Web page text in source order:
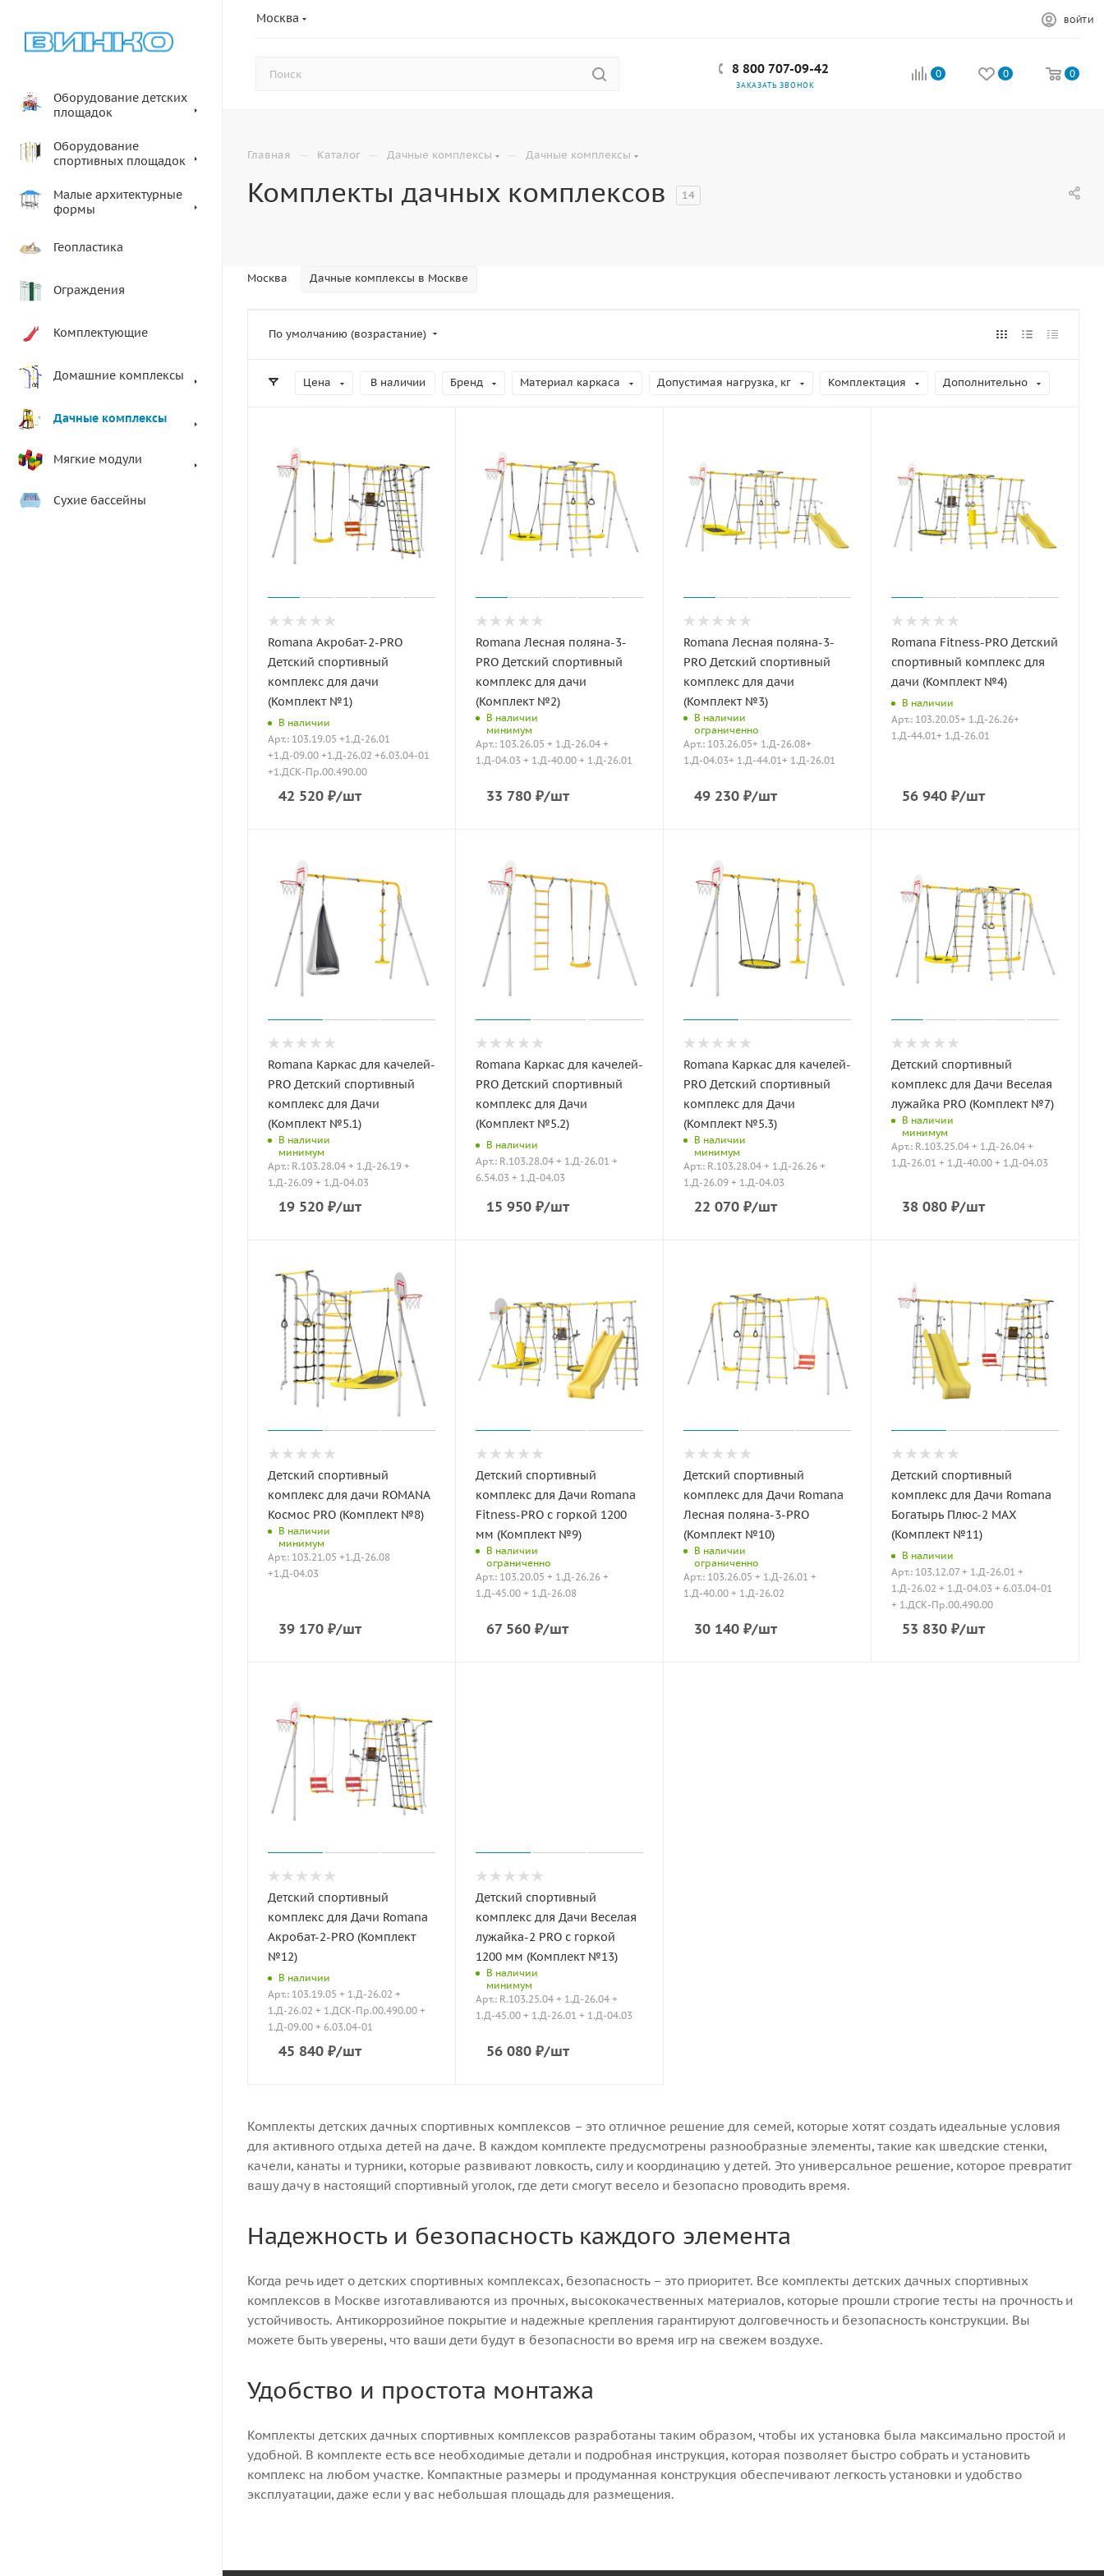
Москва ВОЙТИ
8 800 707-09-42
ЗАКАЗАТЬ ЗВОНОК
0 0 0
Оборудование детских
площадок
Оборудование
спортивных площадок
Малые архитектурные
формы
Геопластика
Ограждения
Комплектующие
Домашние комплексы
Дачные комплексы
Мягкие модули
Сухие бассейны
Главная — Каталог — Дачные комплексы — Дачные комплексы
Комплекты дачных комплексов 14
Москва Дачные комплексы в Москве
По умолчанию (возрастание)
Цена В наличии Бренд Материал каркаса Допустимая нагрузка, кг Комплектация Дополнительно
Romana Акробат-2-PRO
Детский спортивный
комплекс для дачи
(Комплект №1)
В наличии
Арт.: 103.19.05 +1.Д-26.01
+1.Д-09.00 +1.Д-26.02 +6.03.04-01
+1.ДСК-Пр.00.490.00
42 520 ₽/шт
Romana Лесная поляна-3-
PRO Детский спортивный
комплекс для дачи
(Комплект №2)
В наличии
минимум
Арт.: 103.26.05 + 1.Д-26.04 +
1.Д-04.03 + 1.Д-40.00 + 1.Д-26.01
33 780 ₽/шт
Romana Лесная поляна-3-
PRO Детский спортивный
комплекс для дачи
(Комплект №3)
В наличии
ограниченно
Арт.: 103.26.05+ 1.Д-26.08+
1.Д-04.03+ 1.Д-44.01+ 1.Д-26.01
49 230 ₽/шт
Romana Fitness-PRO Детский
спортивный комплекс для
дачи (Комплект №4)
В наличии
Арт.: 103.20.05+ 1.Д-26.26+
1.Д-44.01+ 1.Д-26.01
56 940 ₽/шт
Romana Каркас для качелей-
PRO Детский спортивный
комплекс для Дачи
(Комплект №5.1)
В наличии
минимум
Арт.: R.103.28.04 + 1.Д-26.19 +
1.Д-26.09 + 1.Д-04.03
19 520 ₽/шт
Romana Каркас для качелей-
PRO Детский спортивный
комплекс для Дачи
(Комплект №5.2)
В наличии
Арт.: R.103.28.04 + 1.Д-26.01 +
6.54.03 + 1.Д-04.03
15 950 ₽/шт
Romana Каркас для качелей-
PRO Детский спортивный
комплекс для Дачи
(Комплект №5.3)
В наличии
минимум
Арт.: R.103.28.04 + 1.Д-26.26 +
1.Д-26.09 + 1.Д-04.03
22 070 ₽/шт
Детский спортивный
комплекс для Дачи Веселая
лужайка PRO (Комплект №7)
В наличии
минимум
Арт.: R.103.25.04 + 1.Д-26.04 +
1.Д-26.01 + 1.Д-40.00 + 1.Д-04.03
38 080 ₽/шт
Детский спортивный
комплекс для дачи ROMANA
Космос PRO (Комплект №8)
В наличии
минимум
Арт.: 103.21.05 +1.Д-26.08
+1.Д-04.03
39 170 ₽/шт
Детский спортивный
комплекс для Дачи Romana
Fitness-PRO с горкой 1200
мм (Комплект №9)
В наличии
ограниченно
Арт.: 103.20.05 + 1.Д-26.26 +
1.Д-45.00 + 1.Д-26.08
67 560 ₽/шт
Детский спортивный
комплекс для Дачи Romana
Лесная поляна-3-PRO
(Комплект №10)
В наличии
ограниченно
Арт.: 103.26.05 + 1.Д-26.01 +
1.Д-40.00 + 1.Д-26.02
30 140 ₽/шт
Детский спортивный
комплекс для Дачи Romana
Богатырь Плюс-2 МАХ
(Комплект №11)
В наличии
Арт.: 103.12.07 + 1.Д-26.01 +
1.Д-26.02 + 1.Д-04.03 + 6.03.04-01
+ 1.ДСК-Пр.00.490.00
53 830 ₽/шт
Детский спортивный
комплекс для Дачи Romana
Акробат-2-PRO (Комплект
№12)
В наличии
Арт.: 103.19.05 + 1.Д-26.02 +
1.Д-26.02 + 1.ДСК-Пр.00.490.00 +
1.Д-09.00 + 6.03.04-01
45 840 ₽/шт
Детский спортивный
комплекс для Дачи Веселая
лужайка-2 PRO с горкой
1200 мм (Комплект №13)
В наличии
минимум
Арт.: R.103.25.04 + 1.Д-26.04 +
1.Д-45.00 + 1.Д-26.01 + 1.Д-04.03
56 080 ₽/шт
Комплекты детских дачных спортивных комплексов – это отличное решение для семей, которые хотят создать идеальные условия
для активного отдыха детей на даче. В каждом комплекте предусмотрены разнообразные элементы, такие как шведские стенки,
качели, канаты и турники, которые развивают ловкость, силу и координацию у детей. Это универсальное решение, которое превратит
вашу дачу в настоящий спортивный уголок, где дети смогут весело и безопасно проводить время.
Надежность и безопасность каждого элемента
Когда речь идет о детских спортивных комплексах, безопасность – это приоритет. Все комплекты детских дачных спортивных
комплексов в Москве изготавливаются из прочных, высококачественных материалов, которые прошли строгие тесты на прочность и
устойчивость. Антикоррозийное покрытие и надежные крепления гарантируют долговечность и безопасность конструкции. Вы
можете быть уверены, что ваши дети будут в безопасности во время игр на свежем воздухе.
Удобство и простота монтажа
Комплекты детских дачных спортивных комплексов разработаны таким образом, чтобы их установка была максимально простой и
удобной. В комплекте есть все необходимые детали и подробная инструкция, которая позволяет быстро собрать и установить
комплекс на любом участке. Компактные размеры и продуманная конструкция обеспечивают легкость установки и удобство
эксплуатации, даже если у вас небольшая площадь для размещения.